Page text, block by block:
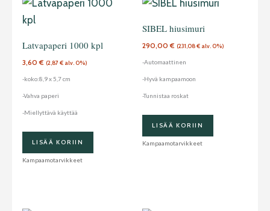
Latvapaperi 1000 kpl
3,60€ (2,87€ alv. 0%)
-koko:8,9 x 5,7 cm
-Vahva paperi
-Miellyttävä käyttää
LISÄÄ KORIIN
Kampaamotarvikkeet
SIBEL hiusimuri
290,00€ (231,08€ alv. 0%)
-Automaattinen
-Hyvä kampaamoon
-Tunnistaa roskat
LISÄÄ KORIIN
Kampaamotarvikkeet